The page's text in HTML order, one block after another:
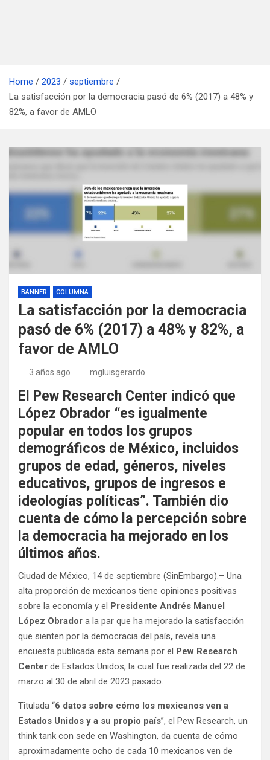
Home 2023
septiembre
La satisfacción por la democracia pasó de 6% (2017) a 48% y
82%, a favor de AMLO
BANNER COLUMNA
La satisfacción por la democracia
pasó de 6% (2017) a 48% y 82%, a
favor de AMLO
3 años ago mgluisgerardo
El Pew Research Center indicó que
López Obrador “es igualmente
popular en todos los grupos
demográficos de México, incluidos
grupos de edad, géneros, niveles
educativos, grupos de ingresos e
ideologías políticas”. También dio
cuenta de cómo la percepción sobre
la democracia ha mejorado en los
últimos años.
Ciudad de México, 14 de septiembre (SinEmbargo).– Una
alta proporción de mexicanos tiene opiniones positivas
sobre la economía y el Presidente Andrés Manuel
López Obrador a la par que ha mejorado la satisfacción
que sienten por la democracia del país, revela una
encuesta publicada esta semana por el Pew Research
Center de Estados Unidos, la cual fue realizada del 22 de
marzo al 30 de abril de 2023 pasado.
Titulada “6 datos sobre cómo los mexicanos ven a
Estados Unidos y a su propio país”, el Pew Research, un
think tank con sede en Washington, da cuenta de cómo
aproximadamente ocho de cada 10 mexicanos ven de